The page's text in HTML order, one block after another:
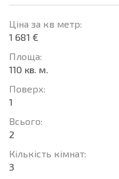
Ціна за кв метр:
1 681 €
Площа:
110 кв. м.
Поверх:
1
Всього:
2
Кількість кімнат:
3